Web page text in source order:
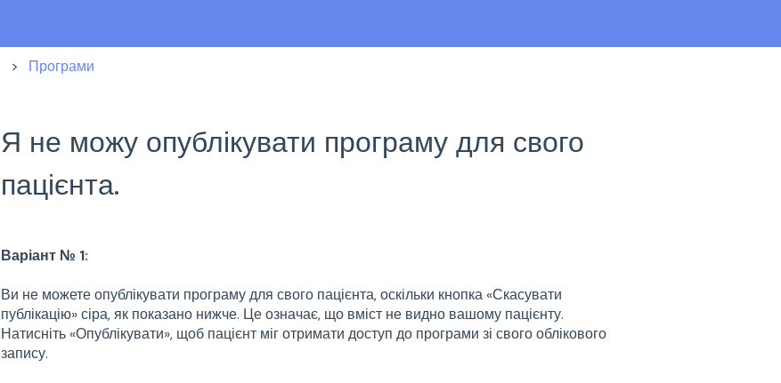
Програми
Я не можу опублікувати програму для свого
пацієнта.
Варіант № 1:
Ви не можете опублікувати програму для свого пацієнта, оскільки кнопка «Скасувати
публікацію» сіра, як показано нижче. Це означає, що вміст не видно вашому пацієнту.
Натисніть «Опублікувати», щоб пацієнт міг отримати доступ до програми зі свого облікового
запису.